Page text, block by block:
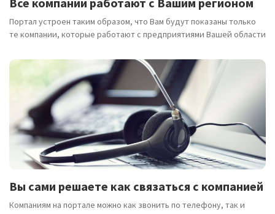
Портал устроен таким образом, что Вам будут показаны только
те компании, которые работают с предприятиями Вашей области
Вы сами решаете как связаться с компанией
Компаниям на портале можно как звонить по телефону, так и